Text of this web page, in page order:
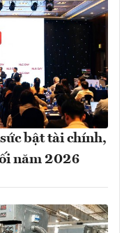
bật tài chính,
năm 2026